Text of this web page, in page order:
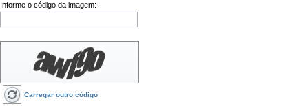
Informe o código da imagem:
Carregar outro código